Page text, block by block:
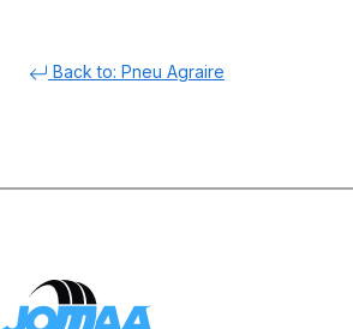
Back to: Pneu Agraire